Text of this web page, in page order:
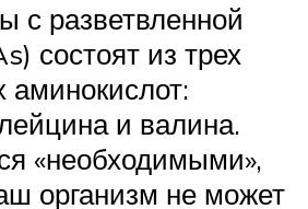
с разветвленной
состоят из трех
и валина.
«необходимыми»,
организм не может